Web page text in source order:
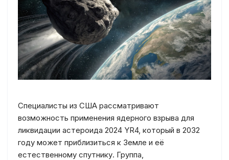
Специалисты из США рассматривают
возможность применения ядерного взрыва для
ликвидации астероида 2024 YR4, который в 2032
году может приблизиться к Земле и её
естественному спутнику. Группа,